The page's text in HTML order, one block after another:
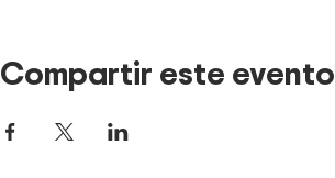
Compartir este evento